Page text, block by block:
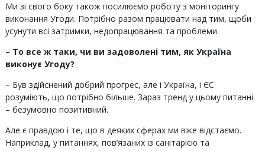
Ми зі свого боку також посилюємо роботу з моніторингу
виконання Угоди. Потрібно разом працювати над тим, щоби
усунути всі затримки, недопрацювання та проблеми.
– То все ж таки, чи ви задоволені тим, як Україна
виконує Угоду?
– Був здійснений добрий прогрес, але і Україна, і ЄС
розуміють, що потрібно більше. Зараз тренд у цьому питанні
– безумовно позитивний.
Але є правдою і те, що в деяких сферах ми вже відстаємо.
Наприклад, у питаннях, пов’язаних із санітарією та